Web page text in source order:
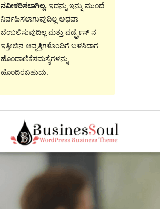
ನವೀಕರಿಸಲಾಗಿಲ್ಲ. ಇದನ್ನು ಇನ್ನು ಮುಂದೆ
ನಿರ್ವಹಿಸಲಾಗುವುದಿಲ್ಲ ಅಥವಾ
ಬೆಂಬಲಿಸುವುದಿಲ್ಲ ಮತ್ತು ವರ್ಡ್ಪ್ರೆಸ್ ನ
ಇತ್ತೀಚಿನ ಆವೃತ್ತಿಗಳೊಂದಿಗೆ ಬಳಸಿದಾಗ
ಹೊಂದಾಣಿಕೆಸಮಸ್ಯೆಗಳನ್ನು
ಹೊಂದಿರಬಹುದು.